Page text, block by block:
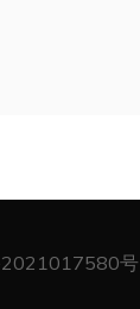
2021017580号